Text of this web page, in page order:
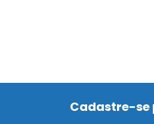
Cadastre-se